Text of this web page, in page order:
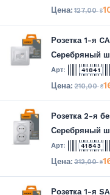
127,00₴
Розетка 1-я
Серебряный
41841
210,00₴
Розетка 2-я
Серебряный
41843
212,00₴
Розетка 1-я